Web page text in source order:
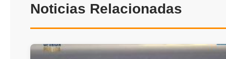
Noticias Relacionadas